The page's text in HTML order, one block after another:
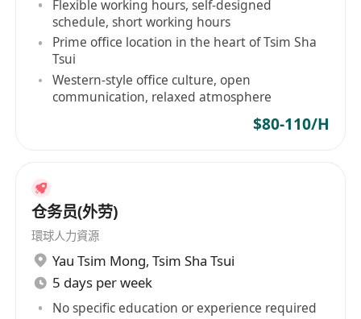
Flexible working hours, self-designed
schedule, short working hours
Prime office location in the heart of Tsim Sha
Tsui
Western-style office culture, open
communication, relaxed atmosphere
$80-110/H
仓务员(外劳)
環球人力資源
Yau Tsim Mong, Tsim Sha Tsui
5 days per week
No specific education or experience required